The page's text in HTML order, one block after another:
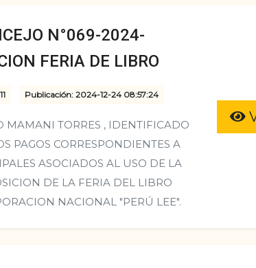
N°069-2024-
FERIA DE LIBRO
Publicación: 2024-12-24 08:57:24
MAMANI TORRES , IDENTIFICADO
PAGOS CORRESPONDIENTES A
ASOCIADOS AL USO DE LA
DE LA FERIA DEL LIBRO
NACIONAL "PERÚ LEE".